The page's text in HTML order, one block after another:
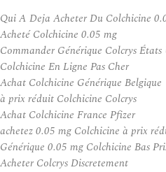
Qui A Deja Acheter Du Colchicine
Acheté Colchicine 0.05 mg
Commander Générique Colcrys États
Colchicine En Ligne Pas Cher
Achat Colchicine Générique Belgique
à prix réduit Colchicine Colcrys
Achat Colchicine France Pfizer
achetez 0.05 mg Colchicine à prix
Générique 0.05 mg Colchicine Bas
Acheter Colcrys Discretement